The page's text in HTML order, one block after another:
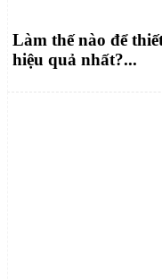
Làm thế nào để
hiệu quả nhất?...